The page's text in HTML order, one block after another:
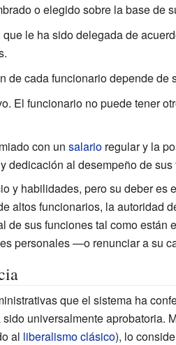
o elegido sobre la base de
le ha sido delegada de
de cada funcionario depende
El funcionario no puede tener
con un salarioregular y la
dedicación al desempeño de sus
y habilidades, pero su deber
altos funcionarios, la autoridad
de sus funciones tal como
personales —o renunciar a su
que el sistema ha
universalmente aprobatoria.
al liberalismo clásico), lo